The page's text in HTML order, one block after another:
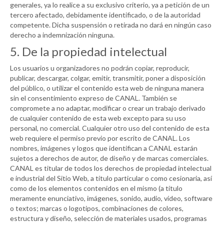
generales, ya lo realice a su exclusivo criterio, ya a petición de un
tercero afectado, debidamente identificado, o de la autoridad
competente. Dicha suspensión o retirada no dará en ningún caso
derecho a indemnización ninguna.
5. De la propiedad intelectual
Los usuarios u organizadores no podrán copiar, reproducir,
publicar, descargar, colgar, emitir, transmitir, poner a disposición
del público, o utilizar el contenido esta web de ninguna manera
sin el consentimiento expreso deCANAL . También se
compromete a no adaptar, modificar o crear un trabajo derivado
de cualquier contenido de esta web excepto para su uso
personal, no comercial. Cualquier otro uso del contenido de esta
web requiere el permiso previo por escrito deCANAL . Los
nombres, imágenes y logos que identifican a CANAL estarán
sujetos a derechos de autor, de diseño y de marcas comerciales.
CANAL es titular de todos los derechos de propiedad intelectual
e industrial del Sitio Web, a título particular o como cesionaria, así
como de los elementos contenidos en el mismo (a título
meramente enunciativo, imágenes, sonido, audio, vídeo, software
o textos; marcas o logotipos, combinaciones de colores,
estructura y diseño, selección de materiales usados, programas